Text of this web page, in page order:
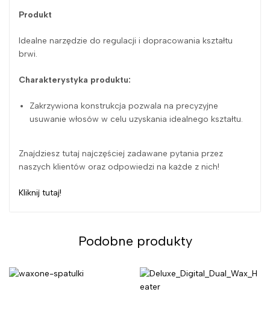
Produkt
Idealne narzędzie do regulacji i dopracowania kształtu
brwi.
Charakterystyka produktu:
Zakrzywiona konstrukcja pozwala na precyzyjne
usuwanie włosów w celu uzyskania idealnego kształtu.
Znajdziesz tutaj najczęściej zadawane pytania przez
naszych klientów oraz odpowiedzi na każde z nich!
Kliknij tutaj!
Podobne produkty